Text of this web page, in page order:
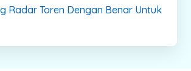
Radar Toren Dengan Benar Untuk